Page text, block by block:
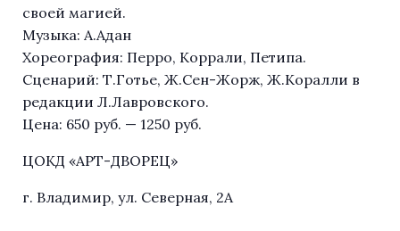
своей магией.
Музыка: А.Адан
Хореография: Перро, Коррали, Петипа.
Сценарий: Т.Готье, Ж.Сен-Жорж, Ж.Коралли в
редакции Л.Лавровского.
Цена: 650 руб. — 1250 руб.
ЦОКД «АРТ-ДВОРЕЦ»
г. Владимир, ул. Северная, 2А